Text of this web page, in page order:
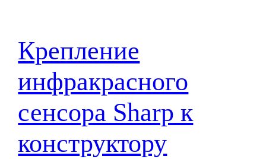
Крепление
инфракрасного
сенсора Sharp к
конструктору